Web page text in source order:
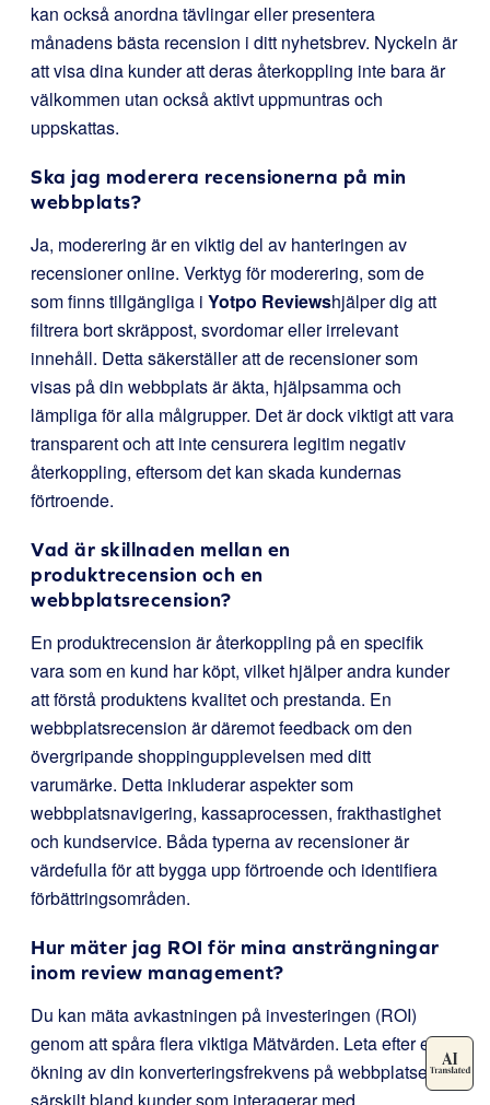
kan också anordna tävlingar eller presentera
månadens bästa recension i ditt nyhetsbrev. Nyckeln är
att visa dina kunder att deras återkoppling inte bara är
välkommen utan också aktivt uppmuntras och
uppskattas.
Ska jag moderera recensionerna på min
webbplats?
Ja, moderering är en viktig del av hanteringen av
recensioner online. Verktyg för moderering, som de
som finns tillgängliga i Yotpo Reviewshjälper dig att
filtrera bort skräppost, svordomar eller irrelevant
innehåll. Detta säkerställer att de recensioner som
visas på din webbplats är äkta, hjälpsamma och
lämpliga för alla målgrupper. Det är dock viktigt att vara
transparent och att inte censurera legitim negativ
återkoppling, eftersom det kan skada kundernas
förtroende.
Vad är skillnaden mellan en
produktrecension och en
webbplatsrecension?
En produktrecension är återkoppling på en specifik
vara som en kund har köpt, vilket hjälper andra kunder
att förstå produktens kvalitet och prestanda. En
webbplatsrecension är däremot feedback om den
övergripande shoppingupplevelsen med ditt
varumärke. Detta inkluderar aspekter som
webbplatsnavigering, kassaprocessen, frakthastighet
och kundservice. Båda typerna av recensioner är
värdefulla för att bygga upp förtroende och identifiera
förbättringsområden.
Hur mäter jag ROI för mina ansträngningar
inom review management?
Du kan mäta avkastningen på investeringen (ROI)
genom att spåra flera viktiga Mätvärden. Leta efter en
ökning av din konverteringsfrekvens på webbplatsen,